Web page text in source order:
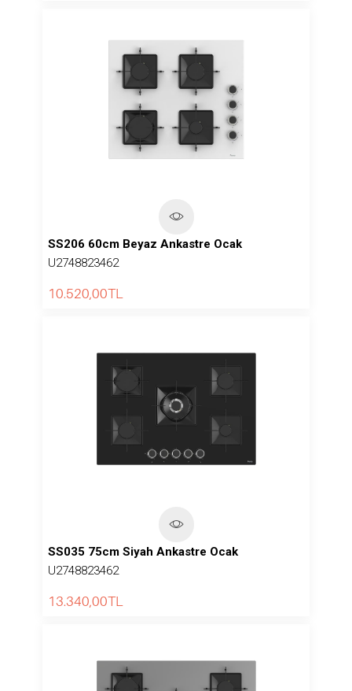
SS206 60cm Beyaz Ankastre Ocak
U2748823462
10.520,00TL
SS035 75cm Siyah Ankastre Ocak
U2748823462
13.340,00TL